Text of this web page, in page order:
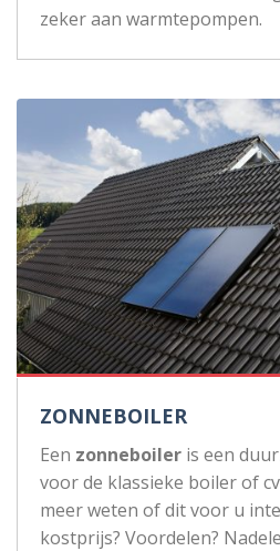
zeker aan warmtepompen.
ZONNEBOILER
Een zonneboiler is een
voor de klassieke boiler of
meer weten of dit voor u
kostprijs? Voordelen?